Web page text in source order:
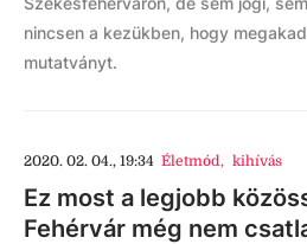
nincsen a kezükben, hogy
mutatványt.
2020. 02. 04., 19:34 Életmód, kihívás
Ez most a legjobb
Fehérvár még nem